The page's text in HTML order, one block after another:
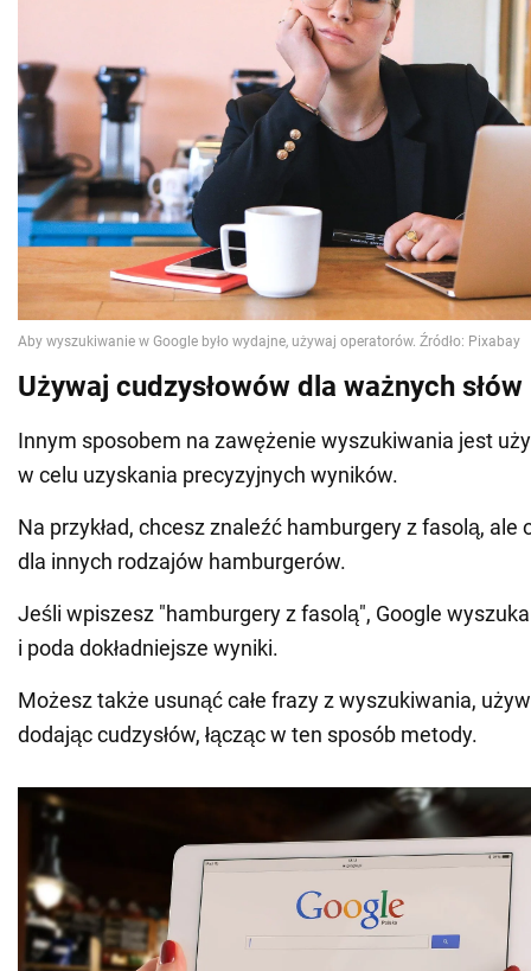
Używaj cudzysłowów dla ważnych słów
Innym sposobem na zawężenie wyszukiwania jest
w celu uzyskania precyzyjnych wyników.
Na przykład, chcesz znaleźć hamburgery z fasolą,
dla innych rodzajów hamburgerów.
Jeśli wpiszesz "hamburgery z fasolą", Google
i poda dokładniejsze wyniki.
Możesz także usunąć całe frazy z wyszukiwania,
dodając cudzysłów, łącząc w ten sposób metody.